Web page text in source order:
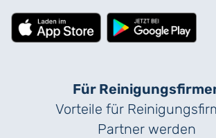
Für
Vorteile für
Partner werden